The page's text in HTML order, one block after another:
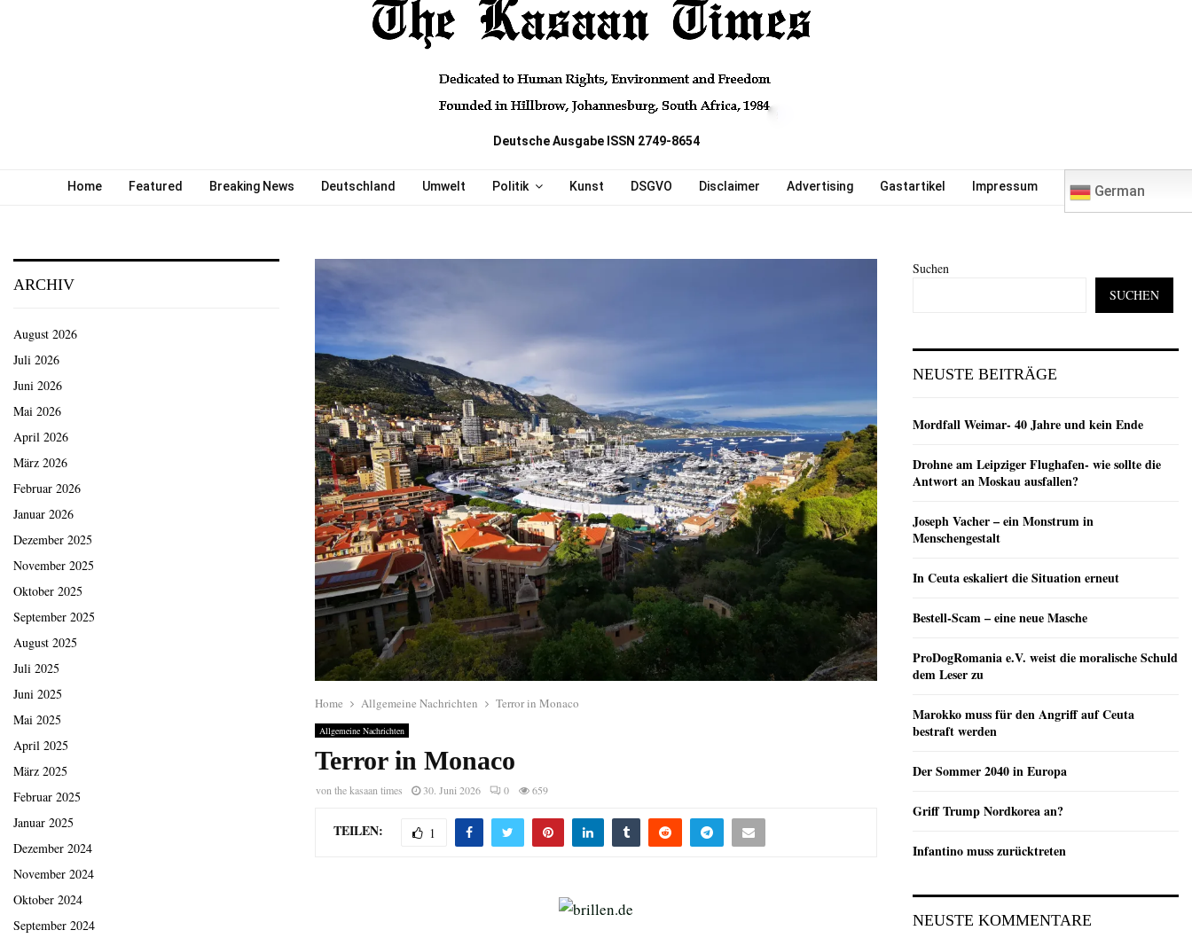
Deutsche Ausgabe ISSN 2749-8654
Home Featured Breaking News Deutschland Umwelt Politik Kunst DSGVO Disclaimer Advertising Gastartikel Impressum German
Home Allgemeine Nachrichten Terror in Monaco
Allgemeine Nachrichten
Terror in Monaco
von the kasaan times 30. Juni 2026 0 659
TEILEN: 1
ARCHIV
August 2026
Juli 2026
Juni 2026
Mai 2026
April 2026
März 2026
Februar 2026
Januar 2026
Dezember 2025
November 2025
Oktober 2025
September 2025
August 2025
Juli 2025
Juni 2025
Mai 2025
April 2025
März 2025
Februar 2025
Januar 2025
Dezember 2024
November 2024
Oktober 2024
September 2024
Suchen
SUCHEN
NEUSTE BEITRÄGE
Mordfall Weimar- 40 Jahre und kein Ende
Drohne am Leipziger Flughafen- wie sollte die
Antwort an Moskau ausfallen?
Joseph Vacher – ein Monstrum in
Menschengestalt
In Ceuta eskaliert die Situation erneut
Bestell-Scam – eine neue Masche
ProDogRomania e.V. weist die moralische Schuld
dem Leser zu
Marokko muss für den Angriff auf Ceuta
bestraft werden
Der Sommer 2040 in Europa
Griff Trump Nordkorea an?
Infantino muss zurücktreten
NEUSTE KOMMENTARE